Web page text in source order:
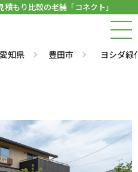
もり比較の老舗「コネクト」
愛知県 豊田市 ヨシダ緑